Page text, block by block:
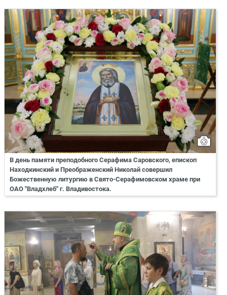
В день памяти преподобного Серафима Саровского, епископ
Находкинский и Преображенский Николай совершил
Божественную литургию в Свято-Серафимовском храме при
ОАО "Владхлеб" г. Владивостока.